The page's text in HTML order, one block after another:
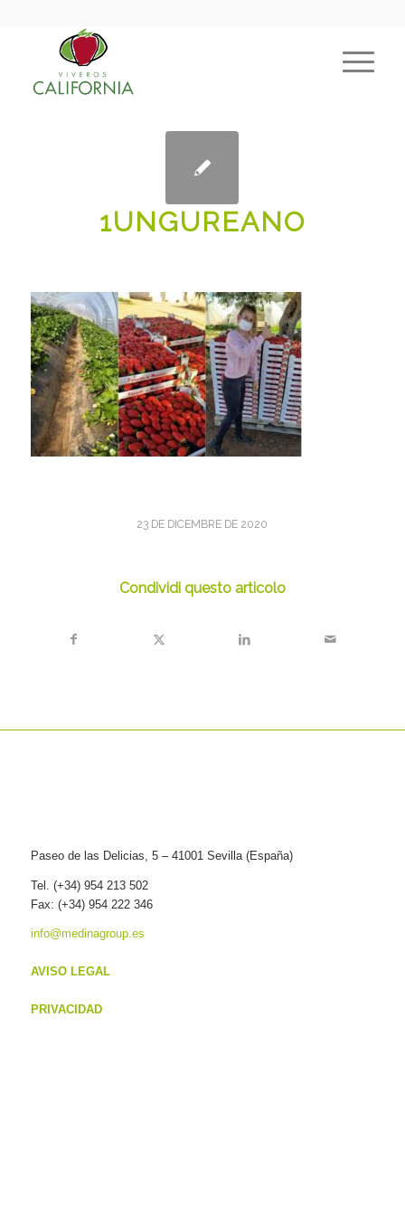
1UNGUREANO
23 DE DICEMBRE DE 2020
Condividi questo articolo
Paseo de las Delicias, 5 – 41001 Sevilla (España)
Tel. (+34) 954 213 502
Fax: (+34) 954 222 346
info@medinagroup.es
AVISO LEGAL
PRIVACIDAD